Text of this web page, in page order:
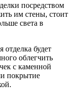
посредством
им стены, стоит
света в
будет
облегчить
с каменной
покрытие